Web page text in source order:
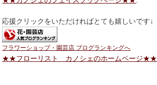
応援クリックをいただければとても嬉しいです↓
フラワーショップ・園芸店 ブログランキングへ
★★フローリスト カノシェのホームページ★★